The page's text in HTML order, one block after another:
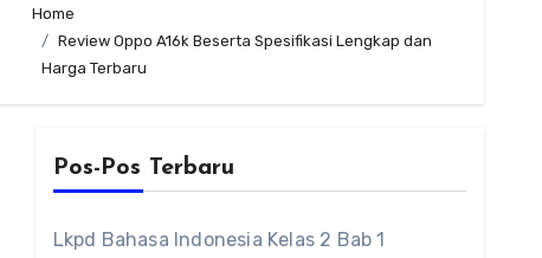
Home
Review Oppo A16k Beserta Spesifikasi Lengkap dan
Harga Terbaru
Pos-Pos Terbaru
Lkpd Bahasa Indonesia Kelas 2 Bab 1